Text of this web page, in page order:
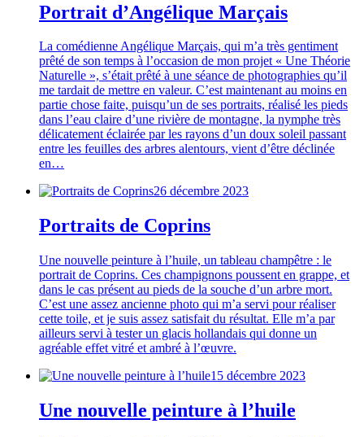
Portrait d’Angélique Marçais
La comédienne Angélique Marçais, qui m’a très gentiment
prêté de son temps à l’occasion de mon projet « Une Théorie
Naturelle », s’était prêté à une séance de photographies qu’il
me tardait de mettre en valeur. C’est maintenant au moins en
partie chose faite, puisqu’un de ses portraits, réalisé les pieds
dans l’eau claire d’une rivière de montagne, la nymphe très
délicatement éclairée par les rayons d’un doux soleil passant
entre les feuilles des arbres alentours, vient d’être déclinée
en…
26 décembre 2023
Portraits de Coprins
Une nouvelle peinture à l’huile, un tableau champêtre : le
portrait de Coprins. Ces champignons poussent en grappe, et
dans le cas présent au pieds de la souche d’un arbre mort.
C’est une assez ancienne photo qui m’a servi pour réaliser
cette toile, et je suis assez satisfait du résultat. Elle m’a par
ailleurs servi à tester un glacis hollandais qui donne un
agréable effet vitré et ambré à l’œuvre.
15 décembre 2023
Une nouvelle peinture à l’huile